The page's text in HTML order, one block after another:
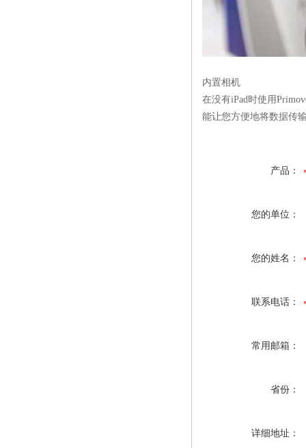
内置相机
在没有iPad时使用
能让您方便地将数据传
产品：
您的单位：
您的姓名：
联系电话：
常用邮箱：
省份：
详细地址：